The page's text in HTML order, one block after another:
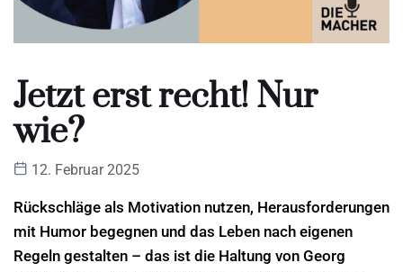
Jetzt erst recht! Nur
wie?
12. Februar 2025
Rückschläge als Motivation nutzen, Herausforderungen
mit Humor begegnen und das Leben nach eigenen
Regeln gestalten – das ist die Haltung von Georg